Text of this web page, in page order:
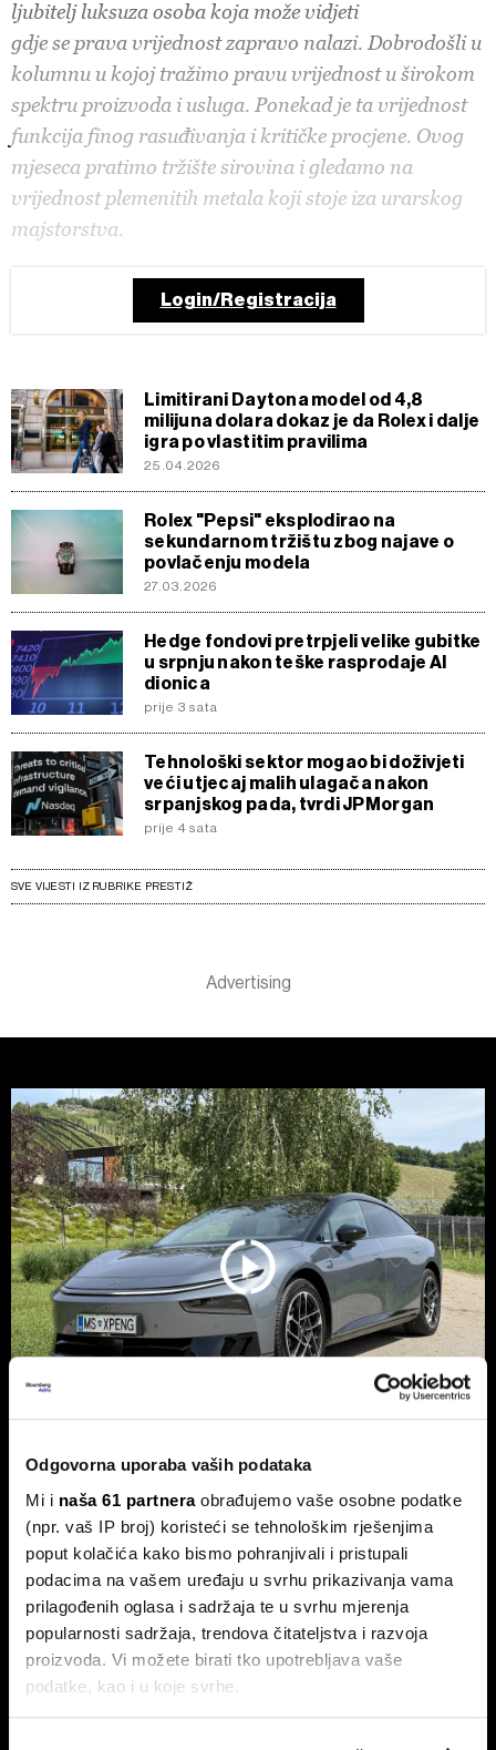
Odgovorna uporaba vaših podataka
Mi i naša 61 partneraobrađujemo vaše osobne podatke
(npr. vaš IP broj) koristeći se tehnološkim rješenjima
poput kolačića kako bismo pohranjivali i pristupali
podacima na vašem uređaju u svrhu prikazivanja vama
prilagođenih oglasa i sadržaja te u svrhu mjerenja
popularnosti sadržaja, trendova čitateljstva i razvoja
proizvoda. Vi možete birati tko upotrebljava vaše
podatke, kao i u koje svrhe.
ljubitelj luksuza osoba koja može vidjeti
gdje se prava vrijednost zapravo nalazi. Dobrodošli u
kolumnu u kojoj tražimo pravu vrijednost u širokom
spektru proizvoda i usluga. Ponekad je ta vrijednost
funkcija finog rasuđivanja i kritičke procjene. Ovog
mjeseca pratimo tržište sirovina i gledamo na
vrijednost plemenitih metala koji stoje iza urarskog
majstorstva.
Login/Registracija
Limitirani Daytona model od 4,8
milijuna dolara dokaz je da Rolex i dalje
igra po vlastitim pravilima
25.04.2026
Rolex "Pepsi" eksplodirao na
sekundarnom tržištu zbog najave o
povlačenju modela
27.03.2026
Hedge fondovi pretrpjeli velike gubitke
u srpnju nakon teške rasprodaje AI
dionica
prije 3 sata
Tehnološki sektor mogao bi doživjeti
veći utjecaj malih ulagača nakon
srpanjskog pada, tvrdi JPMorgan
prije 4 sata
SVE VIJESTI IZ RUBRIKE PRESTIŽ
Xpeng P7+: Kinez koji priča kao
navijen i računa kao Turing
Luksuzni fastback s vlastitim čipom koji po
performansama nadmašuje usporedive Nvidijine proizvode.